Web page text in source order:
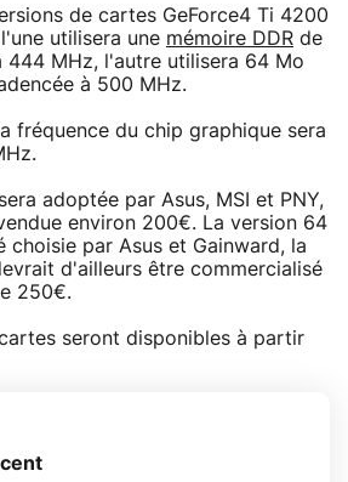
de cartes GeForce4 Ti 4200
utilisera une mémoire DDR de
444 MHz, l'autre utilisera 64 Mo
à 500 MHz.
fréquence du chip graphique sera
adoptée par Asus, MSI et PNY,
environ 200€. La version 64
choisie par Asus et Gainward, la
d'ailleurs être commercialisé
250€.
seront disponibles à partir